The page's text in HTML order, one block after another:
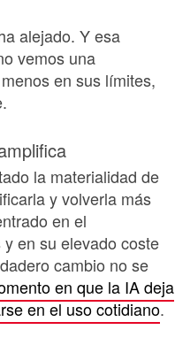
alejado. Y esa
vemos una
en sus límites,
la materialidad de
y volverla más
en el
en su elevado coste
cambio no se
en que la IA deja
en el uso cotidiano.